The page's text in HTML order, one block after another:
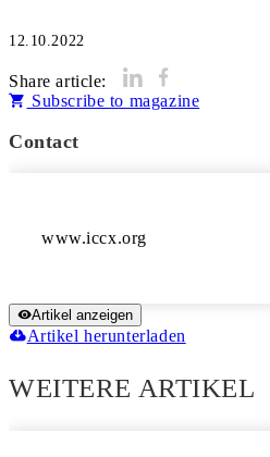
12.10.2022
Share article:
Subscribe to magazine
Contact
www.iccx.org
Artikel anzeigen
Artikel herunterladen
WEITERE ARTIKEL